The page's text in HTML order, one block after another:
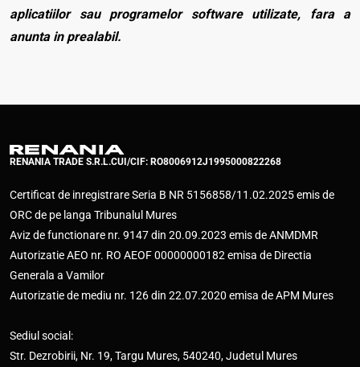
aplicatiilor sau programelor software utilizate, fara a
anunta in prealabil.
RENANIA TRADE S.R.L.CUI/CIF: RO8006912J1995000822268
Certificat de inregistrare Seria B NR 5156858/11.02.2025 emis de
ORC de pe langa Tribunalul Mures
Aviz de functionare nr. 9147 din 20.09.2023 emis de ANMDMR
Autorizatie AEO nr. RO AEOF 00000000182 emisa de Directia
Generala a Vamilor
Autorizatie de mediu nr. 126 din 22.07.2020 emisa de APM Mures
Sediul social:
Str. Dezrobirii, Nr. 19, Targu Mures, 540240, Judetul Mures